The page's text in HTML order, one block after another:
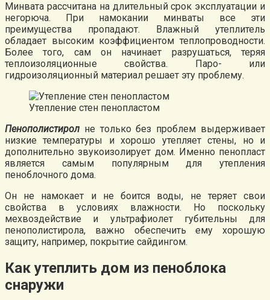
Минвата рассчитана на длительный срок эксплуатации и
негорюча. При намокании минваты все эти
преимущества пропадают. Влажный утеплитель
обладает высоким коэффициентом теплопроводности.
Более того, сам он начинает разрушатьcя, теряя
теплоизоляционные свойства. Паро- или
гидроизоляционный материал решает эту проблему.
Утепление стен пенопластом
Пенополистирол не только без проблем выдерживает
низкие температуры и хорошо утепляет стены, но и
дополнительно звукоизолирует дом. Именно пенопласт
является самым популярным для утепления
пеноблочного дома.
Он не намокает и не боится воды, не теряет свои
свойства в условиях влажности. Но поскольку
мехвоздействие и ультрафиолет губительны для
пенополистирола, важно обеспечить ему хорошую
защиту, например, покрытие сайдингом.
Как утеплить дом из пеноблока
снаружи